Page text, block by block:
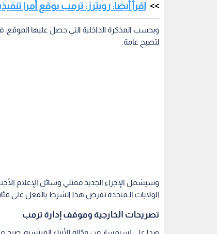
اقرأ أيضا: رويترز: ترمب يوقع أمرا
وبحسب المذكرة الداخلية التي حصل عليها الموقع،
لتصبح عامة.
وسيشمل الإجراء الجديد ممثلي وسائل الإعلام
الولايات الـمتحدة تفرض هذا الشرط بالفعل على
تصريحات الخارجية وموقف إدارة ترمب